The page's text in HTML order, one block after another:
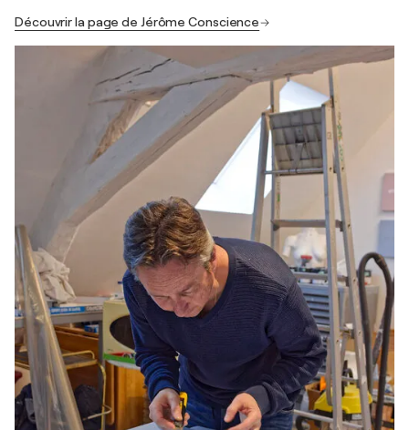
Découvrir la page de Jérôme Conscience